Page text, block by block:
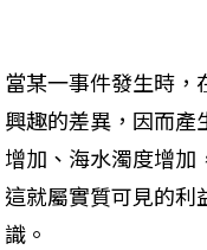
當某一事件發生時，
興趣的差異，因而產
增加、海水濁度增加
這就屬實質可見的
識。